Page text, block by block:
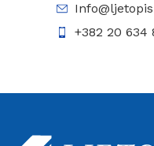
+382 20 634